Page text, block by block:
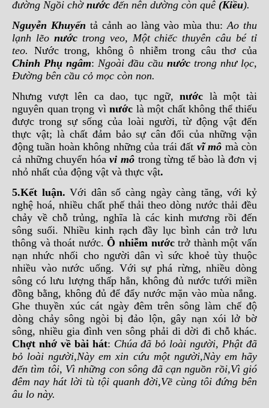
đường Ngồi chờ nước đến nên dường còn quê (Kiều).
Nguyễn Khuyến tả cảnh ao làng vào mùa thu:Ao thu
lạnh lẽo nước trong veo, Một chiếc thuyên câu bé tỉ
teo. Nước trong, không ô nhiễm trong câu thơ của
Chinh Phụ ngâm: Ngoài đầu cầu nước trong như lọc,
Đường bên cầu cỏ mọc còn non.
Nhưng vượt lên ca dao, tục ngữ,nước là một tài
nguyên quan trọng vì nước là một chất không thể thiếu
được trong sự sống của loài người, từ động vật đến
thực vật; là chất đảm bảo sự cân đối của những vận
động tuần hoàn không những của trái đất vĩ mô mà còn
cả những chuyển hóavi môtrong từng tế bào là đơn vị
nhỏ nhất của động vật và thực vật.
5.Kết luận.Với dân số càng ngày càng tăng, với kỷ
nghệ hoá, nhiều chất phế thải theo dòng nước thải đều
chảy về chỗ trủng, nghĩa là các kinh mương rồi đến
sông suối. Nhiều kinh rạch đầy lục bình cản trở lưu
thông và thoát nước. Ô nhiễm nướctrở thành một vấn
nạn nhức nhối cho người dân vì sức khoẻ tùy thuộc
nhiều vào nước uống. Với sự phá rừng, nhiều dòng
sông có lưu lượng thấp hẳn, không đủ nước tưới miền
đồng bằng, không đủ để đẩy nước mặn vào mùa nắng.
Ghe thuyền xúc cát ngày đêm trên sông làm chế độ
dòng chảy sông ngòi bị đảo lộn, gây nạn xói lở bờ
sông, nhiều gia đình ven sông phải di dời đi chỗ khác.
Chợt nhớ về bài hát: Chúa đã bỏ loài người, Phật đã
bỏ loài người,Này em xin cứu một người,Này em hãy
đến tìm tôi, Vì những con sông đã cạn nguồn rồi,Vì gió
đêm nay hát lời tù tội quanh đời,Về cùng tôi đứng bên
âu lo này.